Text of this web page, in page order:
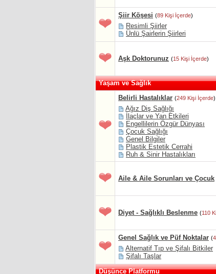
Şiir Köşesi (89 Kişi İçerde)
Resimli Şiirler
Ünlü Şairlerin Şiirleri
Aşk Doktorunuz (15 Kişi İçerde)
Yaşam ve Sağlık
Belirli Hastalıklar (249 Kişi İçerde)
Ağız Diş Sağlığı
İlaçlar ve Yan Etkileri
Engellilerin Özgür Dünyası
Çocuk Sağlığı
Genel Bilgiler
Plastik Estetik Cerrahi
Ruh & Sinir Hastalıkları
Aile & Aile Sorunları ve Çocuk
Diyet - Sağlıklı Beslenme (110
Genel Sağlık ve Püf Noktalar (
Alternatif Tıp ve Şifalı Bitkiler
Şifalı Taşlar
Düşünce Platformu